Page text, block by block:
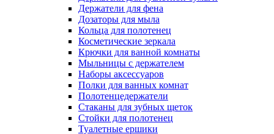
Держатели для фена
Дозаторы для мыла
Кольца для полотенец
Косметические зеркала
Крючки для ванной комнаты
Мыльницы с держателем
Наборы аксессуаров
Полки для ванных комнат
Полотенцедержатели
Стаканы для зубных щеток
Стойки для полотенец
Туалетные ершики